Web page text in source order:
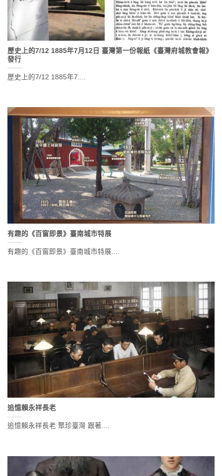
歷史上的7/12 1885年7月12日 臺灣第一份報紙《臺灣府城教會報》
發行
歷史上的7/12 1885年7....
有趣的《百窗即景》臺南城市特展
有趣的《百窗即景》臺南城市特展....
追憶賴永祥長老
追憶賴永祥長老 聚珍臺灣 跟著....